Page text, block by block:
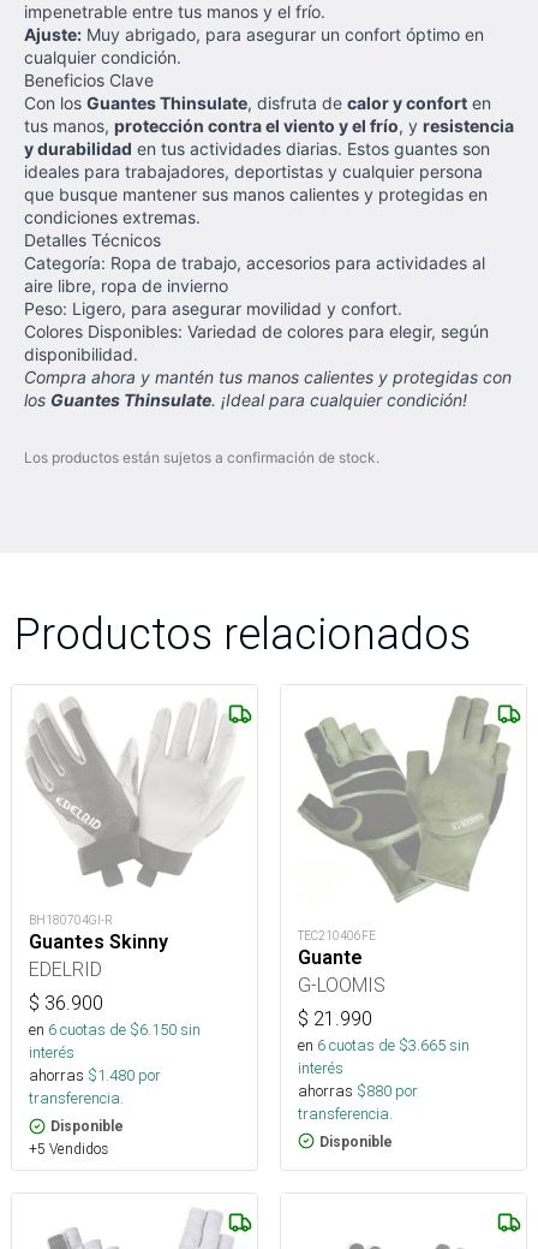
impenetrable entre tus manos y el frío.
Ajuste: Muy abrigado, para asegurar un confort óptimo en
cualquier condición.
Beneficios Clave
Con los Guantes Thinsulate, disfruta de calor y confort en
tus manos, protección contra el viento y el frío, y resistencia
y durabilidad en tus actividades diarias. Estos guantes son
ideales para trabajadores, deportistas y cualquier persona
que busque mantener sus manos calientes y protegidas en
condiciones extremas.
Detalles Técnicos
Categoría: Ropa de trabajo, accesorios para actividades al
aire libre, ropa de invierno
Peso: Ligero, para asegurar movilidad y confort.
Colores Disponibles: Variedad de colores para elegir, según
disponibilidad.
Compra ahora y mantén tus manos calientes y protegidas con
los Guantes Thinsulate. ¡Ideal para cualquier condición!
Los productos están sujetos a confirmación de stock.
Productos relacionados
BH180704GI-R
Guantes Skinny
EDELRID
$ 36.900
en 6cuotas de $6.150sin
interés
ahorras $1.480 por
transferencia.
Disponible
+5 Vendidos
TEC210406FE
Guante
G-LOOMIS
$ 21.990
en 6cuotas de $3.665sin
interés
ahorras $880 por
transferencia.
Disponible